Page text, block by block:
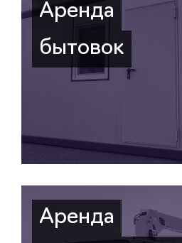
Аренда
бытовок
Аренда